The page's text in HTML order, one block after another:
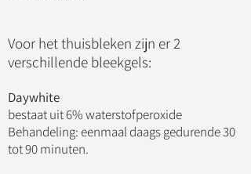
Voor het thuisbleken zijn er 2
verschillende bleekgels:
Daywhite
bestaat uit 6% waterstofperoxide
Behandeling: eenmaal daags gedurende 30
tot 90 minuten.